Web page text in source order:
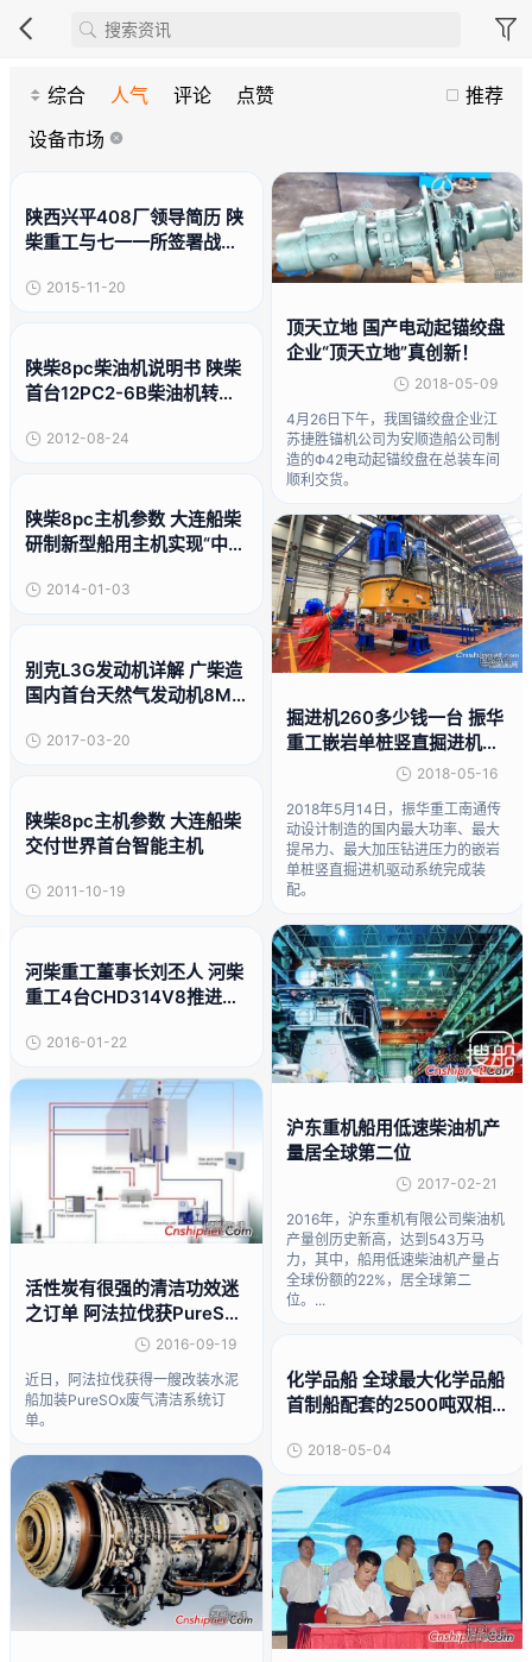
推荐
综合 人气 评论
点赞
设备市场
陕西兴平408厂领导简历 陕
柴重工与七一一所签署战略
2015-11-20
陕柴8pc柴油机说明书 陕柴
首台12PC2-6B柴油机转入
2012-08-24
陕柴8pc主机参数 大连船柴
研制新型船用主机实现“中国
2014-01-03
别克L3G发动机详解 广柴造
国内首台天然气发动机8M2
2017-03-20
陕柴8pc主机参数 大连船柴
交付世界首台智能主机
2011-10-19
河柴重工董事长刘丕人 河柴
重工4台CHD314V8推进主
2016-01-22
活性炭有很强的清洁功效迷
之订单 阿法拉伐获PureSOx
废气清洁系统订单2016-09-19
近日，阿法拉伐获得一艘改装水泥
船加装PureSOx废气清洁系统订
单。
顶天立地 国产电动起锚绞盘
企业“顶天立地”真创新！
2018-05-09
4月26日下午，我国锚绞盘企业江
苏捷胜锚机公司为安顺造船公司制
造的Φ42电动起锚绞盘在总装车间
顺利交货。
掘进机260多少钱一台 振华
重工嵌岩单桩竖直掘进机驱
动系统完成装配 2018-05-16
2018年5月14日，振华重工南通传
动设计制造的国内最大功率、最大
提吊力、最大加压钻进压力的嵌岩
单桩竖直掘进机驱动系统完成装
配。
沪东重机船用低速柴油机产
量居全球第二位
2017-02-21
2016年，沪东重机有限公司柴油机
产量创历史新高，达到543万马
力，其中，船用低速柴油机产量占
全球份额的22%，居全球第二
位。...
化学品船 全球最大化学品船
首制船配套的2500吨双相不
2018-05-04